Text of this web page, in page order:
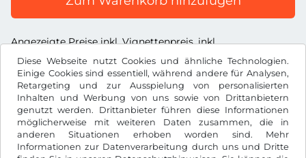
Diese Webseite nutzt Cookies und ähnliche Technologien.
Einige Cookies sind essentiell, während andere für Analysen,
Retargeting und zur Ausspielung von personalisierten
Inhalten und Werbung von uns sowie von Drittanbietern
genutzt werden. Drittanbieter führen diese Informationen
möglicherweise mit weiteren Daten zusammen, die in
anderen Situationen erhoben worden sind. Mehr
Informationen zur Datenverarbeitung durch uns und Dritte
Angezeigte Preise inkl. Vignettenpreis, inkl.
Dienstleistungsentgelt und inkl. der gesetzl. MWST
CHF